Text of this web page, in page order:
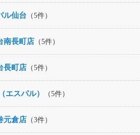
ル仙台 （5件）
南長町店 （5件）
長町店 （5件）
エスパル） （5件）
元倉店 （3件）